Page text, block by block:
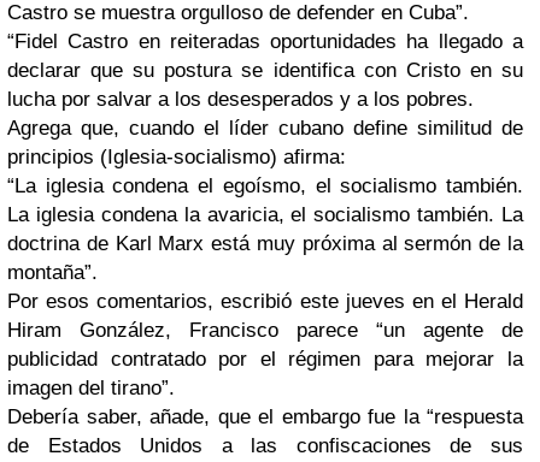
Castro se muestra orgulloso de defender en Cuba”.
“Fidel Castro en reiteradas oportunidades ha llegado a
declarar que su postura se identifica con Cristo en su
lucha por salvar a los desesperados y a los pobres.
Agrega que, cuando el líder cubano define similitud de
principios (Iglesia-socialismo) afirma:
“La iglesia condena el egoísmo, el socialismo también.
La iglesia condena la avaricia, el socialismo también. La
doctrina de Karl Marx está muy próxima al sermón de la
montaña”.
Por esos comentarios, escribió este jueves en el Herald
Hiram González, Francisco parece “un agente de
publicidad contratado por el régimen para mejorar la
imagen del tirano”.
Debería saber, añade, que el embargo fue la “respuesta
de Estados Unidos a las confiscaciones de sus